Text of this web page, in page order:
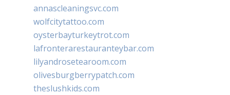
annascleaningsvc.com
wolfcitytattoo.com
oysterbayturkeytrot.com
lafronterarestauranteybar.com
lilyandrosetearoom.com
olivesburgberrypatch.com
theslushkids.com